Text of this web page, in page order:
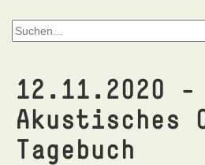
12.11.2020 -
Akustisches
Tagebuch